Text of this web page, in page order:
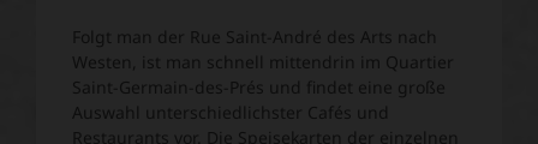
Folgt man der Rue Saint-André des Arts nach
Westen, ist man schnell mittendrin im Quartier
Saint-Germain-des-Prés und findet eine große
Auswahl unterschiedlichster Cafés und
Restaurants vor. Die Speisekarten der einzelnen